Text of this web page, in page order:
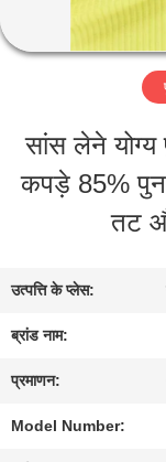
दिखाएँ
बारे
कारखाना
भ्रमण
गुणवत्ता
सांस लेने योग्य
कपड़े 85%
तट
उत्पत्ति के प्लेस:
ब्रांड नाम:
प्रमाणन:
Model Number: